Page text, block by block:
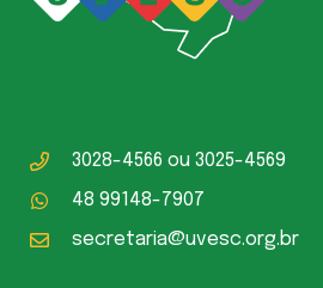
3028-4566 ou 3025-4569
48 99148-7907
secretaria@uvesc.org.br